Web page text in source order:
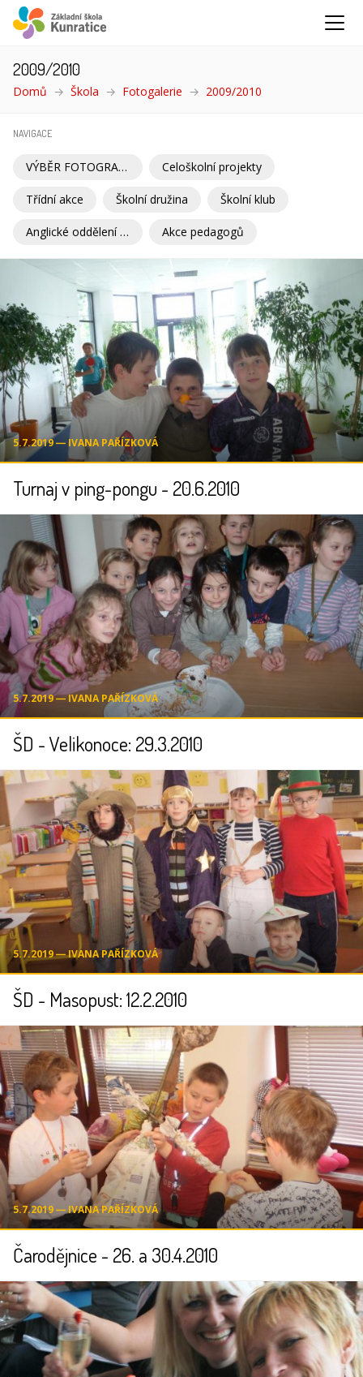
2009/2010
Domů Škola Fotogalerie 2009/2010
NAVIGACE
VÝBĚR FOTOGRAFIÍ Celoškolní projekty
Třídní akce Školní družina Školní klub
Anglické oddělení Školní družiny Akce pedagogů
5.7.2019 ― IVANA PAŘÍZKOVÁ
Turnaj v ping-pongu - 20.6.2010
5.7.2019 ― IVANA PAŘÍZKOVÁ
ŠD - Velikonoce: 29.3.2010
5.7.2019 ― IVANA PAŘÍZKOVÁ
ŠD - Masopust: 12.2.2010
5.7.2019 ― IVANA PAŘÍZKOVÁ
Čarodějnice - 26. a 30.4.2010